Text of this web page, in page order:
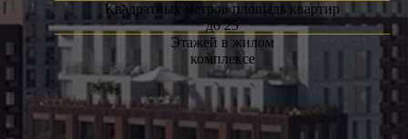
Квадратных метров площадь квартир
до 25
Этажей в жилом
комплексе